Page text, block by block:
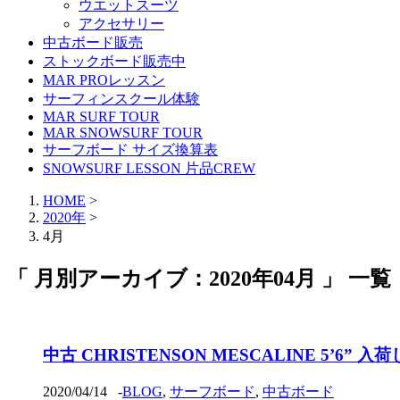
ウエットスーツ
アクセサリー
中古ボード販売
ストックボード販売中
MAR PROレッスン
サーフィンスクール体験
MAR SURF TOUR
MAR SNOWSURF TOUR
サーフボード サイズ換算表
SNOWSURF LESSON 片品CREW
HOME >
2020年 >
4月
「 月別アーカイブ：2020年04月 」 一覧
中古 CHRISTENSON MESCALINE 5’6” 入荷
2020/04/14 -BLOG, サーフボード, 中古ボード